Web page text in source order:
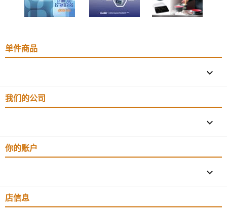
单件商品

我们的公司

你的账户

店信息